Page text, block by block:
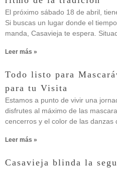
El próximo sábado 18 de abril,
Si buscas un lugar donde el
manda, Casavieja te espera.
Leer más »
Todo listo para
para tu Visita
Estamos a punto de vivir una
disfrutes al máximo de las
cencerros y el color de las danzas
Leer más »
Casavieja blinda la